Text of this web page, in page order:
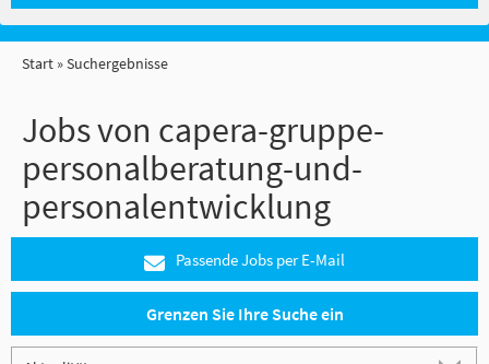
Start Suchergebnisse
Jobs von capera-gruppe-
personalberatung-und-
personalentwicklung
Passende Jobs per E-Mail
Grenzen Sie Ihre Suche ein